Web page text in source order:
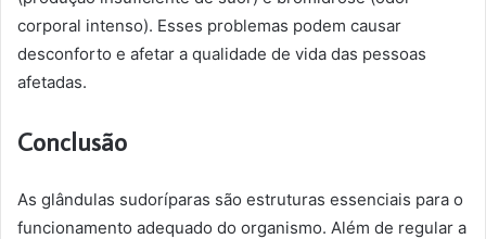
corporal intenso). Esses problemas podem causar
desconforto e afetar a qualidade de vida das pessoas
afetadas.
Conclusão
As glândulas sudoríparas são estruturas essenciais para o
funcionamento adequado do organismo. Além de regular a